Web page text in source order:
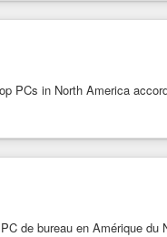
PCs in North America
de bureau en Amérique du